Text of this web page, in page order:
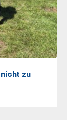
zu